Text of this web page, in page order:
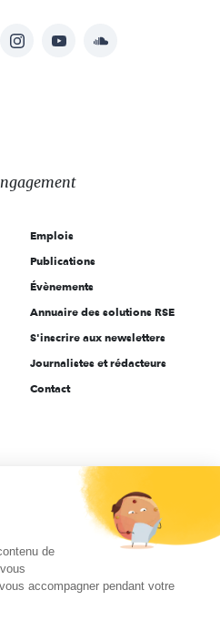
InstagramYouTubeSoundcloud
Emplois
Publications
Évènements
Annuaire des solutions RSE
S'inscrire aux newsletters
Journalistes et rédacteurs
Contact
de
accompagner pendant votre